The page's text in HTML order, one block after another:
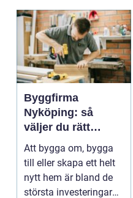
Byggfirma
Nyköping: så
väljer du rätt
partner för ditt
projekt
Att bygga om, bygga
till eller skapa ett helt
nytt hem är bland de
största investeringar